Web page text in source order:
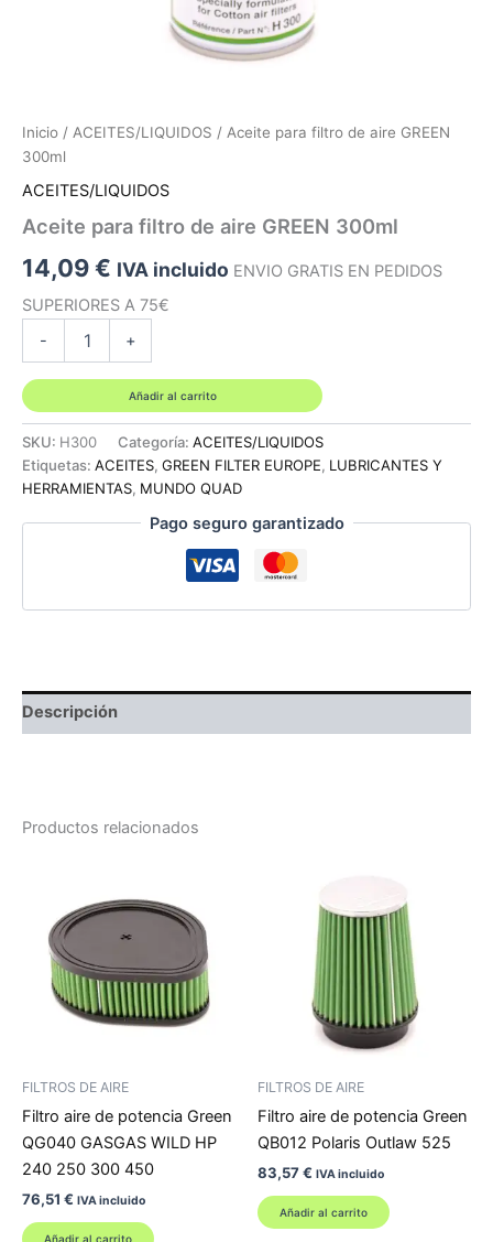
Inicio / ACEITES/LIQUIDOS / Aceite para filtro de aire GREEN
300ml
ACEITES/LIQUIDOS
Aceite para filtro de aire GREEN 300ml
14,09€ IVA incluido ENVIO GRATIS EN PEDIDOS
SUPERIORES A 75€
-
de
aire
GREEN
300ml
cantidad
+
Añadir al carrito
SKU: H300 Categoría: ACEITES/LIQUIDOS
Etiquetas: ACEITES, GREEN FILTER EUROPE, LUBRICANTES Y
HERRAMIENTAS, MUNDO QUAD
Pago seguro garantizado
Descripción
Productos relacionados
FILTROS DE AIRE
Filtro aire de potencia Green
QG040 GASGAS WILD HP
240 250 300 450
76,51 € IVA incluido
Añadir al carrito
FILTROS DE AIRE
Filtro aire de potencia Green
QB012 Polaris Outlaw 525
83,57€ IVA incluido
Añadir al carrito